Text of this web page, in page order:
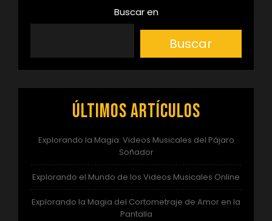
Buscar en
Buscar
Últimos artículos
Explorando la Magia: Videos Musicales del Pájaro
Soñador
Explorando el Mundo de los Videos Musicales Online
Explorando la Magia del Cortometraje de Amor en la
Pantalla